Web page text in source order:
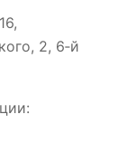
2, 6‑й